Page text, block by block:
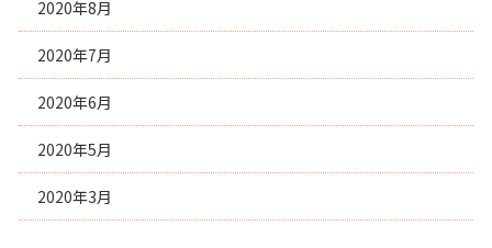
2020年8月
2020年7月
2020年6月
2020年5月
2020年3月